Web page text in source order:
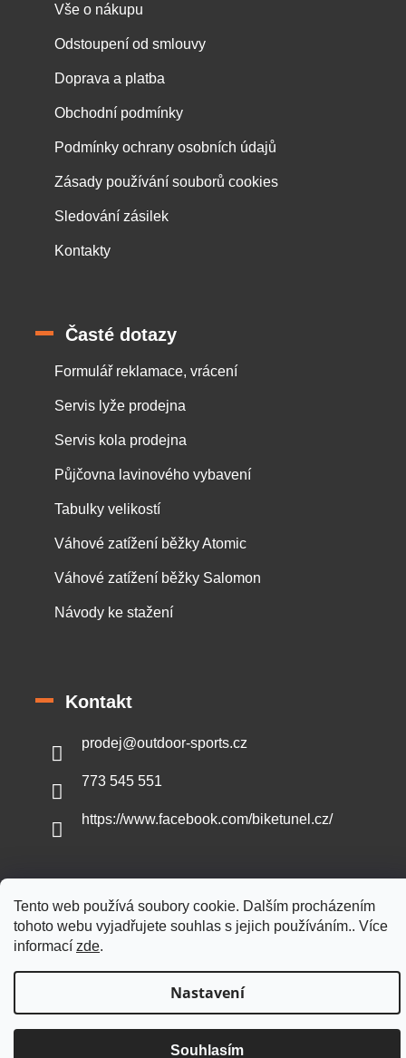
Tento web používá soubory cookie. Dalším procházením
tohoto webu vyjadřujete souhlas s jejich používáním.. Více
informací zde.
Nastavení
Souhlasím
Vše o nákupu
Odstoupení od smlouvy
Doprava a platba
Obchodní podmínky
Podmínky ochrany osobních údajů
Zásady používání souborů cookies
Sledování zásilek
Kontakty
Časté dotazy
Formulář reklamace, vrácení
Servis lyže prodejna
Servis kola prodejna
Půjčovna lavinového vybavení
Tabulky velikostí
Váhové zatížení běžky Atomic
Váhové zatížení běžky Salomon
Návody ke stažení
Kontakt
prodej@outdoor-sports.cz
773 545 551
https://www.facebook.com/biketunel.cz/
Vytvořil Shoptet
Copyright 2026Outdoor-sports.cz. Všechna práva vyhrazena.